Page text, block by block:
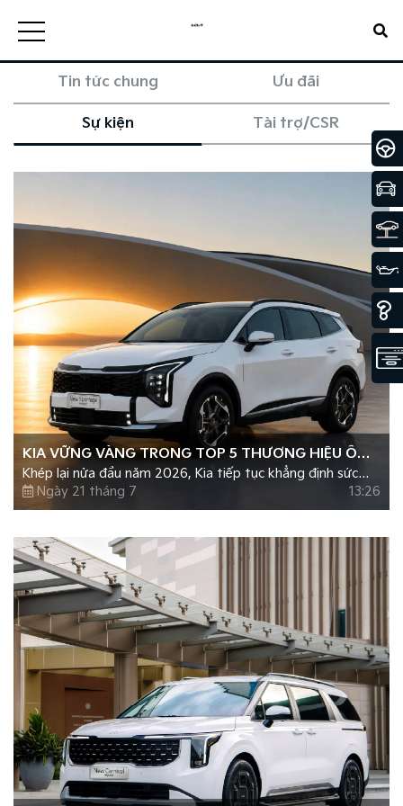
Tin tức chung Ưu đãi
Sự kiện Tài trợ/CSR
KIA VỮNG VÀNG TRONG TOP 5 THƯƠNG HIỆU Ô
TÔ BÁN CHẠY NHẤT NỬA ĐẦU NĂM 2026
Khép lại nửa đầu năm 2026, Kia tiếp tục khẳng định sức
hút trên thị trường ô tô Việt Nam với gần 16.000 xe được
bàn giao đến tay khách hàng, tăng trưởng hơn 50% so với
Ngày 21 tháng 7 13:26